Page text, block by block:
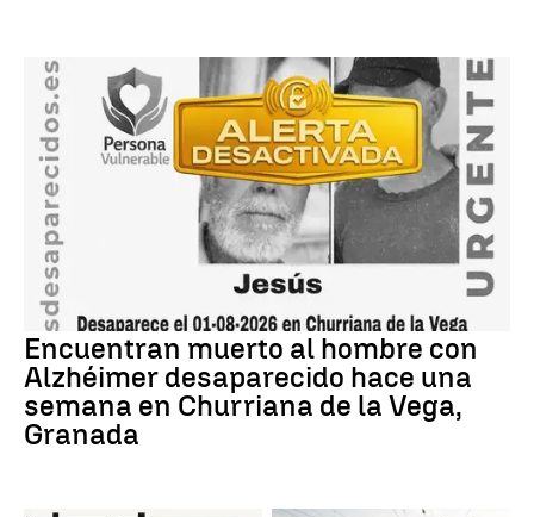
Encuentran muerto al hombre con
Alzhéimer desaparecido hace una
semana en Churriana de la Vega,
Granada